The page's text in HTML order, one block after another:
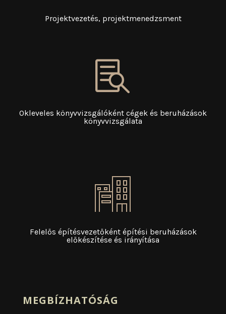
Projektvezetés, projektmenedzsment

Okleveles könyvvizsgálóként cégek és beruházások
könyvvizsgálata
Felelős építésvezetőként építési beruházások
előkészítése és irányítása
MEGBÍZHATÓSÁG